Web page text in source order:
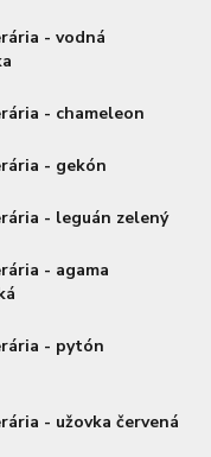
- vodná
- chameleon
- gekón
- leguán zelený
- agama
- pytón
- užovka červená